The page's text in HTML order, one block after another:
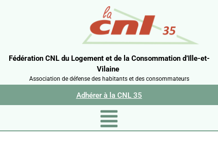
Fédération CNL du Logement et de la Consommation d’Ille-et-
Vilaine
Association de défense des habitants et des consommateurs
Adhérer à la CNL 35